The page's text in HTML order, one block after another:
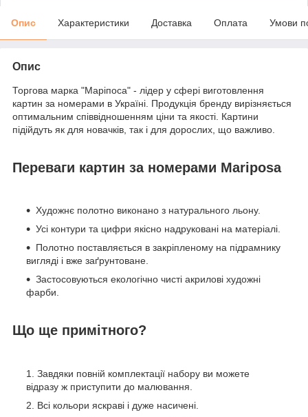
Опис Характеристики Доставка Оплата Умови
Опис
Торгова марка "Маріпоса" - лідер у сфері виготовлення
картин за номерами в Україні. Продукція бренду вирізняється
оптимальним співвідношенням ціни та якості. Картини
підійдуть як для новачків, так і для дорослих, що важливо.
Переваги картин за номерами Mariposa
Художнє полотно виконано з натурального льону.
Усі контури та цифри якісно надруковані на матеріалі.
Полотно поставляється в закріпленому на підрамнику
вигляді і вже заґрунтоване.
Застосовуються екологічно чисті акрилові художні
фарби.
Що ще примітного?
Завдяки повній комплектації набору ви можете
відразу ж приступити до малювання.
Всі кольори яскраві і дуже насичені.